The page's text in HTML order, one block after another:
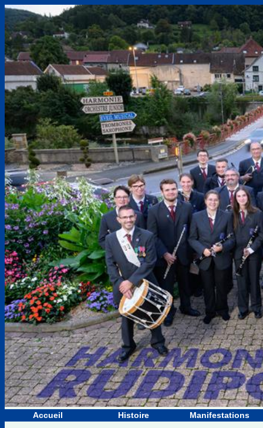
Accueil Histoire Manifestations